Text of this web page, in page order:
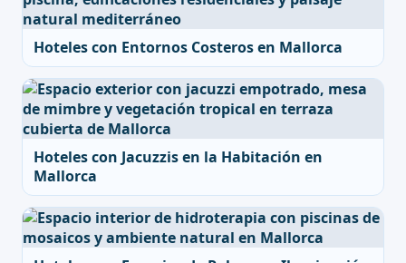
Hoteles con Entornos Costeros en Mallorca
Hoteles con Jacuzzis en la Habitación en
Mallorca